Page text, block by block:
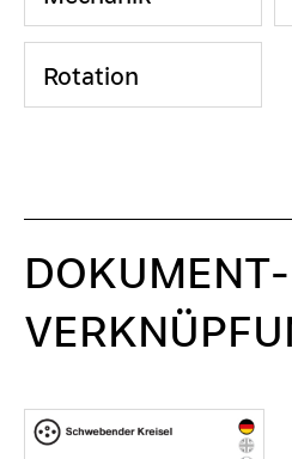
Rotation
DOKUMENT-